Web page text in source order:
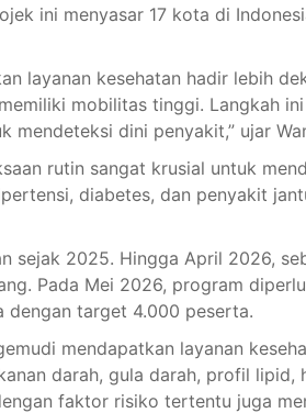
ini menyasar 17 kota di
layanan kesehatan hadir lebih
mobilitas tinggi. Langkah
dini penyakit,” ujar
rutin sangat krusial untuk
diabetes, dan penyakit
sejak 2025. Hingga April 2026,
Pada Mei 2026, program
dengan target 4.000 peserta.
mendapatkan layanan
darah, gula darah, profil lipid,
faktor risiko tertentu juga